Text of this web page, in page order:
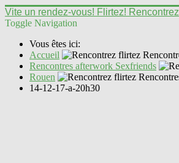
Vite un rendez-vous! Flirtez! Rencontrez
Toggle Navigation
Vous êtes ici:
Accueil
Rencontres afterwork Sexfriends
Rouen
14-12-17-a-20h30